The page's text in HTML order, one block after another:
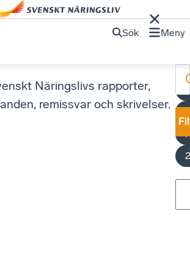
Sök Meny
Näringslivs rapporter,
remissvar och skrivelser.